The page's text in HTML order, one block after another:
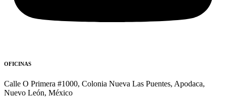
OFICINAS
Calle O Primera #1000, Colonia Nueva Las Puentes, Apodaca,
Nuevo León, México